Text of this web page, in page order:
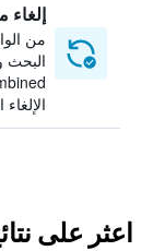
إلغاء
من
البحث
اعثر على